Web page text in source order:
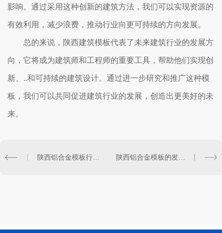
影响。通过采用这种创新的建筑方法，我们可以实现资源的
有效利用，减少浪费，推动行业向更可持续的方向发展。
总的来说，陕西建筑模板代表了未来建筑行业的发展方
向，它将成为建筑师和工程师的重要工具，帮助他们实现创
新、..和可持续的建筑设计。通过进一步研究和推广这种模
板，我们可以共同促进建筑行业的发展，创造出更美好的未
来。